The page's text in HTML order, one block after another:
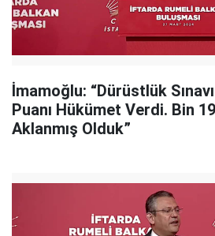
İmamoğlu: “Dürüstlük
Puanı Hükümet Verdi. Bin
Aklanmış Olduk”